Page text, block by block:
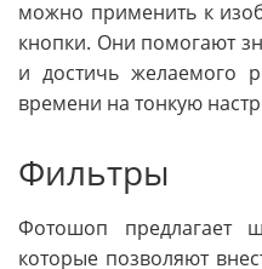
можно применить к
кнопки. Они помогают
и достичь желаемого
времени на тонкую
Фильтры
Фотошоп предлагает
которые позволяют